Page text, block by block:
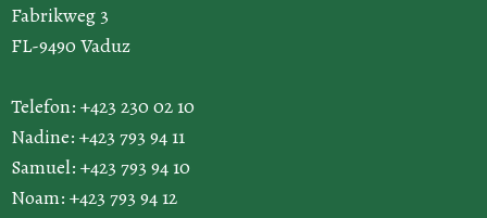
Fabrikweg 3
FL-9490 Vaduz
Telefon: +423 230 02 10
Nadine: +423 793 94 11
Samuel: +423 793 94 10
Noam: +423 793 94 12